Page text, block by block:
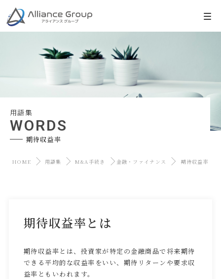
用語集
WORDS
期待収益率
HOME 用語集 M&A手続き 金融・ファイナンス 期待収益率
期待収益率とは
期待収益率とは、投資家が特定の金融商品で将来期待
できる平均的な収益率をいい、期待リターンや要求収
益率ともいわれます。